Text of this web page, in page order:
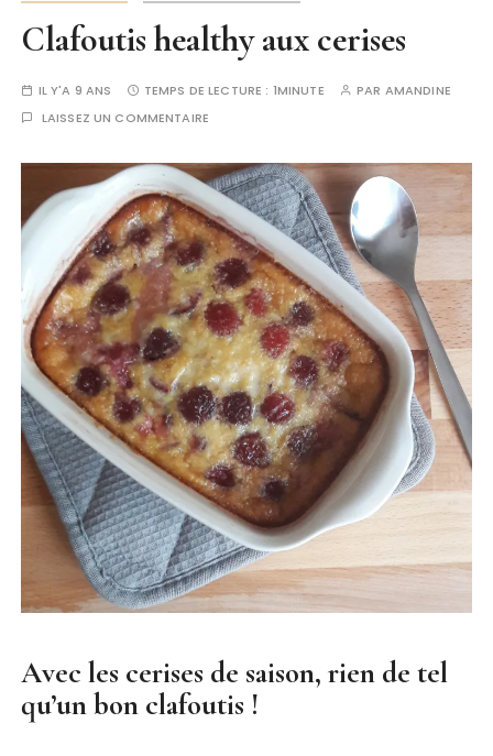
Clafoutis healthy aux cerises
IL Y'A 9 ANS TEMPS DE LECTURE : 1MINUTE PAR AMANDINE
LAISSEZ UN COMMENTAIRE
Avec les cerises de saison, rien de tel
qu’un bon clafoutis !